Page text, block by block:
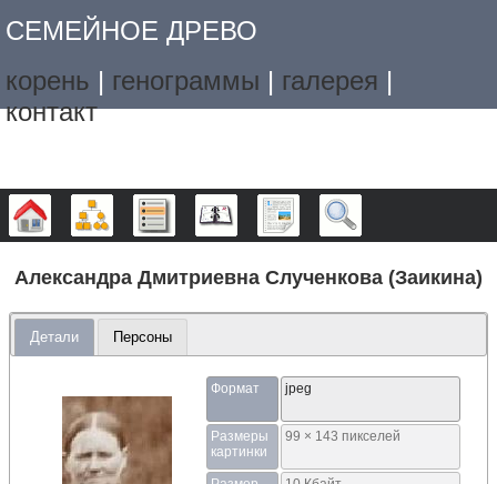
СЕМЕЙНОЕ ДРЕВО
корень | генограммы | галерея |
контакт
Дерево Графики Списки Календарь Отчёты
Александра Дмитриевна Слученкова (Заикина)
Детали Персоны
Формат jpeg
Размеры
картинки
99 × 143 пикселей